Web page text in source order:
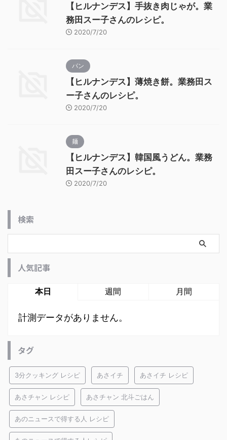
【ヒルナンデス】手抜き肉じゃが。業
務田スー子さんのレシピ。
2020/7/20
パン
【ヒルナンデス】薄焼き餅。業務田ス
ー子さんのレシピ。
2020/7/20
麺
【ヒルナンデス】韓国風うどん。業務
田スー子さんのレシピ。
2020/7/20
検索
人気記事
本日 週間 月間
計測データがありません。
タグ
3分クッキング レシピ あさイチ あさイチ レシピ
あさチャン レシピ あさチャン 北斗ごはん
あのニュースで得する人 レシピ